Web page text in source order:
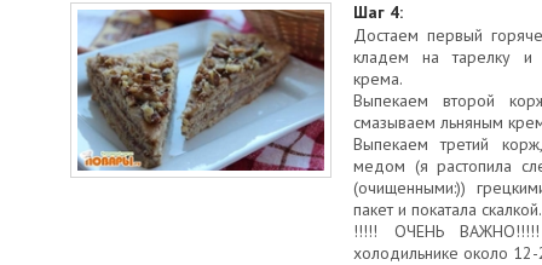
Шаг 4:
Достаем первый
кладем на тарелку и
крема.
Выпекаем второй
смазываем льняным
Выпекаем третий
медом (я растопила
(очищенными:))
пакет и покатала скалкой.
!!!!! ОЧЕНЬ ВАЖНО!!!!!
холодильнике около